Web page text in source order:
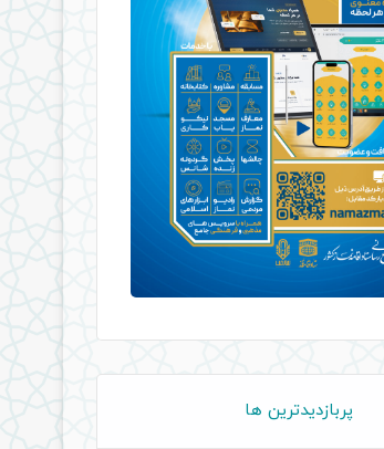
پربازدیدترین ها